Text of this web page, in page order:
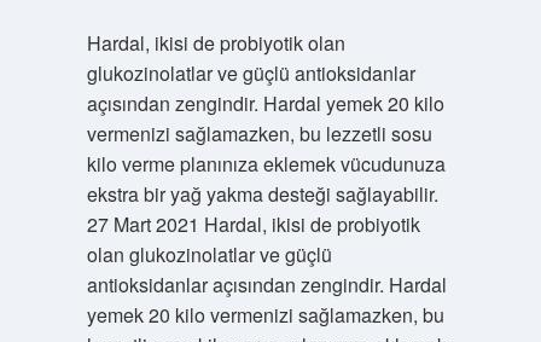
Hardal, ikisi de probiyotik olan
glukozinolatlar ve güçlü antioksidanlar
açısından zengindir. Hardal yemek 20 kilo
vermenizi sağlamazken, bu lezzetli sosu
kilo verme planınıza eklemek vücudunuza
ekstra bir yağ yakma desteği sağlayabilir.
27 Mart 2021 Hardal, ikisi de probiyotik
olan glukozinolatlar ve güçlü
antioksidanlar açısından zengindir. Hardal
yemek 20 kilo vermenizi sağlamazken, bu